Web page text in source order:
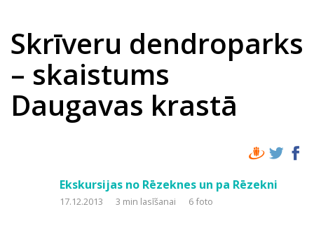
Skrīveru dendroparks
– skaistums
Daugavas krastā
Ekskursijas no Rēzeknes un pa Rēzekni
17.12.2013 3 min lasīšanai 6 foto